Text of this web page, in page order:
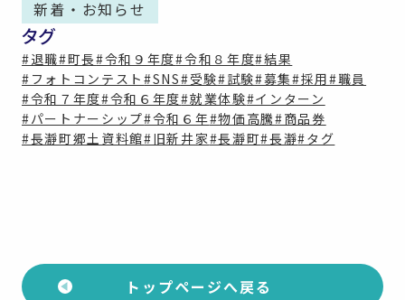
新着・お知らせ
タグ
#退職#町長#令和９年度#令和８年度#結果
#フォトコンテスト#SNS#受験#試験#募集#採用#職員
#令和７年度#令和６年度#就業体験#インターン
#パートナーシップ#令和６年#物価高騰#商品券
#長瀞町郷土資料館#旧新井家#長瀞町#長瀞#タグ
トップページへ戻る